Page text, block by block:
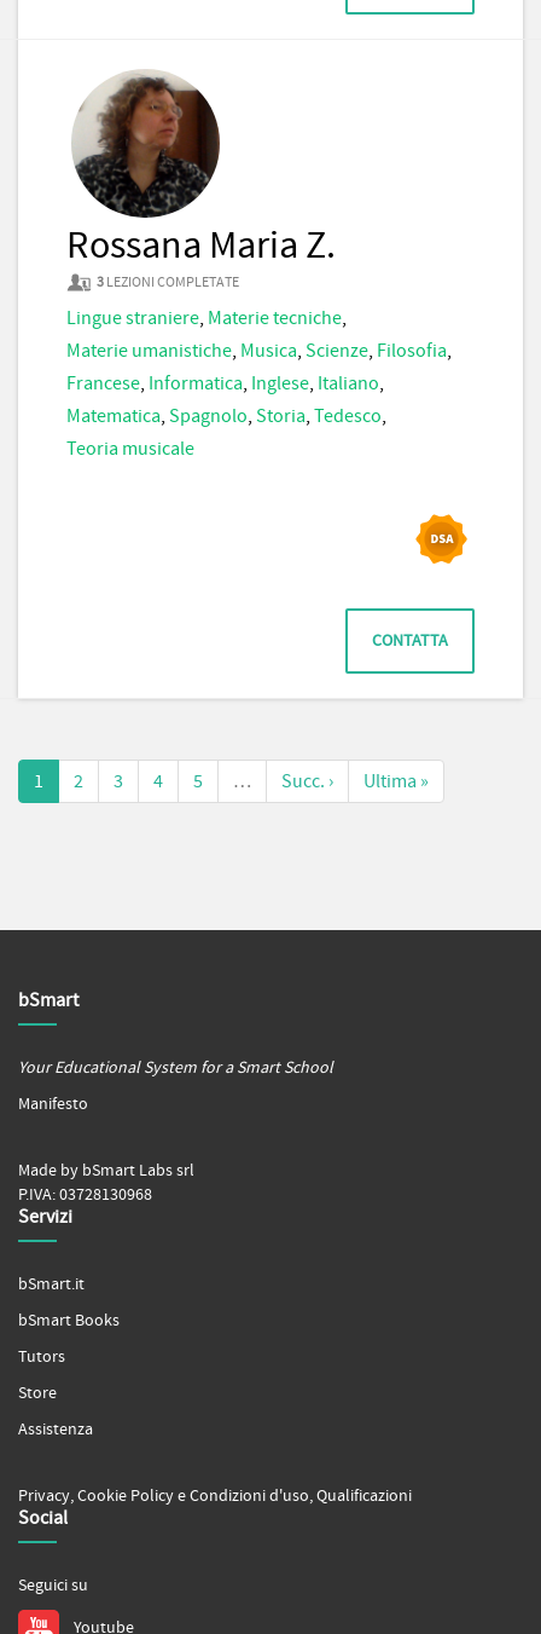
Rossana Maria Z.
3 LEZIONI COMPLETATE
Lingue straniere, Materie tecniche,
Materie umanistiche, Musica, Scienze, Filosofia,
Francese, Informatica, Inglese, Italiano,
Matematica, Spagnolo, Storia, Tedesco,
Teoria musicale
CONTATTA
1 2 3 4 5 … Succ. › Ultima »
bSmart
Your Educational System for a Smart School
Manifesto
Made by bSmart Labs srl
P.IVA: 03728130968
Servizi
bSmart.it
bSmart Books
Tutors
Store
Assistenza
Privacy,Cookie PolicyeCondizioni d'uso,Qualificazioni
Social
Seguici su
Youtube